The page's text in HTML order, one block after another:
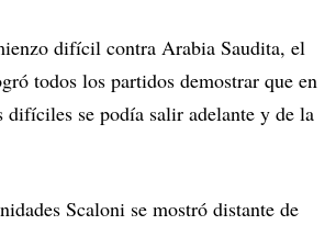
difícil contra Arabia Saudita, el
todos los partidos demostrar que en
difíciles se podía salir adelante y de la
Scaloni se mostró distante de